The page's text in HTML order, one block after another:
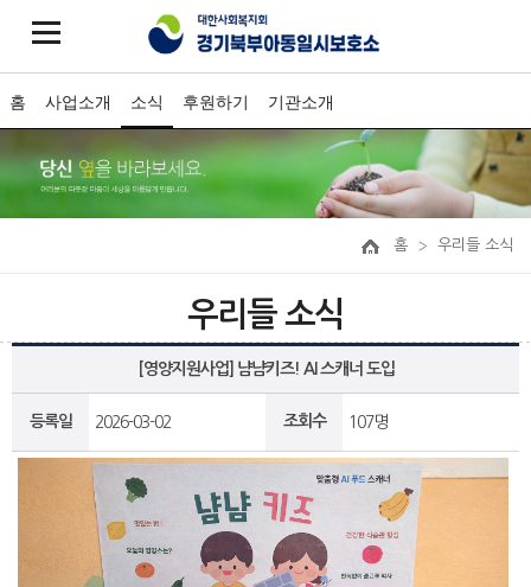
홈 사업소개 소식 후원하기 기관소개
홈 우리들 소식
우리들 소식
[영양지원사업] 냠냠키즈! AI 스캐너 도입
등록일 2026-03-02 조회수 107명